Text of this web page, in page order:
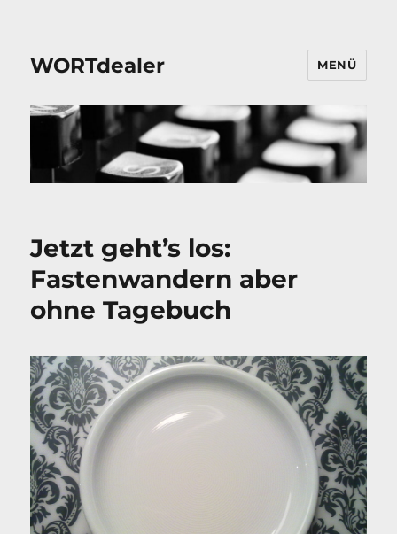
WORTdealer MENÜ
Jetzt geht’s los:
Fastenwandern aber
ohne Tagebuch